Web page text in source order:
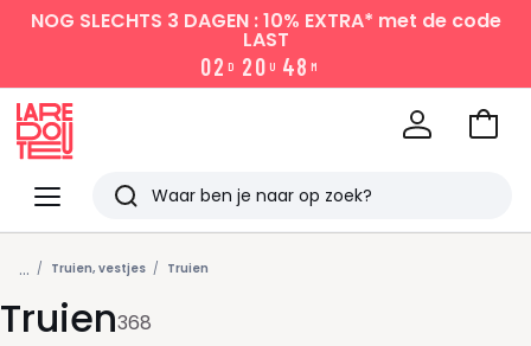
NOG SLECHTS 3 DAGEN : 10% EXTRA* met de code
LAST
02 D 20 U 48 M
Menu
Redoute
Zoeken
Laatst
bekeken
Naar
... Truien, vestjes Truien
Truien368